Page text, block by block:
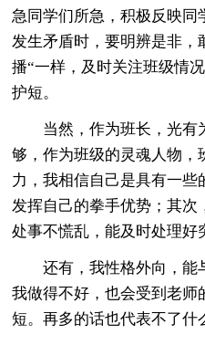
急同学们所急，积极反映同
发生矛盾时，要明辨是非，
播“一样，及时关注班级情
护短。
当然，作为班长，光有
够，作为班级的灵魂人物
力，我相信自己是具有一些
发挥自己的拳手优势；其次
处事不慌乱，能及时处理好
还有，我性格外向，能
我做得不好，也会受到老师
短。再多的话也代表不了什